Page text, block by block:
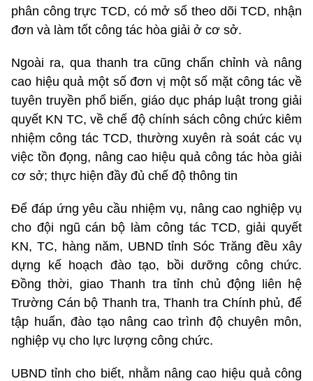
phân công trực TCD, có mở sổ theo dõi TCD, nhận
đơn và làm tốt công tác hòa giải ở cơ sở.
Ngoài ra, qua thanh tra cũng chấn chỉnh và nâng
cao hiệu quả một số đơn vị một số mặt công tác về
tuyên truyền phổ biến, giáo dục pháp luật trong giải
quyết KN TC, về chế độ chính sách công chức kiêm
nhiệm công tác TCD, thường xuyên rà soát các vụ
việc tồn đọng, nâng cao hiệu quả công tác hòa giải
cơ sở; thực hiện đầy đủ chế độ thông tin
Để đáp ứng yêu cầu nhiệm vụ, nâng cao nghiệp vụ
cho đội ngũ cán bộ làm công tác TCD, giải quyết
KN, TC, hàng năm, UBND tỉnh Sóc Trăng đều xây
dựng kế hoạch đào tạo, bồi dưỡng công chức.
Đồng thời, giao Thanh tra tỉnh chủ động liên hệ
Trường Cán bộ Thanh tra, Thanh tra Chính phủ, để
tập huấn, đào tạo nâng cao trình độ chuyên môn,
nghiệp vụ cho lực lượng công chức.
UBND tỉnh cho biết, nhằm nâng cao hiệu quả công